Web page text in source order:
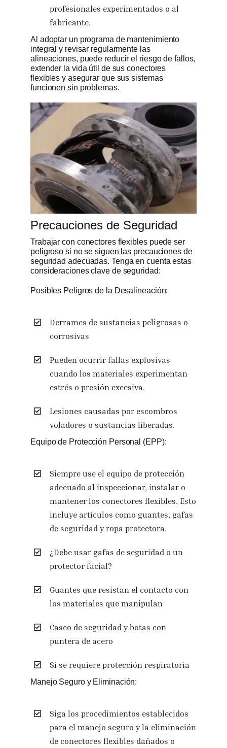
profesionales experimentados o al
fabricante.
Al adoptar un programa de mantenimiento
integral y revisar regularmente las
alineaciones, puede reducir el riesgo de fallos,
extender la vida útil de sus conectores
flexibles y asegurar que sus sistemas
funcionen sin problemas.
Precauciones de Seguridad
Trabajar con conectores flexibles puede ser
peligroso si no se siguen las precauciones de
seguridad adecuadas. Tenga en cuenta estas
consideraciones clave de seguridad:
Posibles Peligros de la Desalineación:
Derrames de sustancias peligrosas o
corrosivas
Pueden ocurrir fallas explosivas
cuando los materiales experimentan
estrés o presión excesiva.
Lesiones causadas por escombros
voladores o sustancias liberadas.
Equipo de Protección Personal (EPP):
Siempre use el equipo de protección
adecuado al inspeccionar, instalar o
mantener los conectores flexibles. Esto
incluye artículos como guantes, gafas
de seguridad y ropa protectora.
¿Debe usar gafas de seguridad o un
protector facial?
Guantes que resistan el contacto con
los materiales que manipulan
Casco de seguridad y botas con
puntera de acero
Si se requiere protección respiratoria
Manejo Seguro y Eliminación:
Siga los procedimientos establecidos
para el manejo seguro y la eliminación
de conectores flexibles dañados o